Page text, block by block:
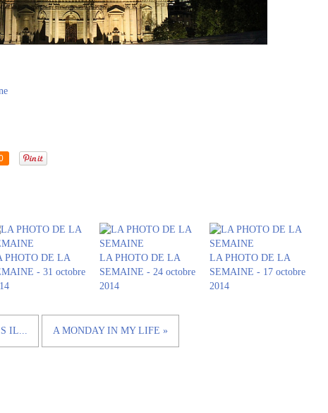
PHOTO DE LA
- 31 octobre
LA PHOTO DE LA
SEMAINE - 24 octobre
2014
LA PHOTO DE LA
SEMAINE - 17 octobre
2014
IL... A MONDAY IN MY LIFE »